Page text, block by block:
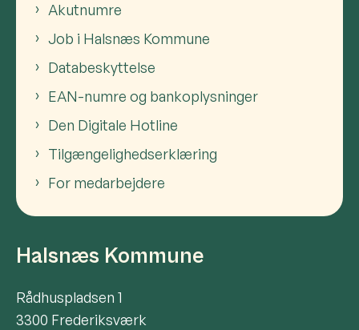
Akutnumre
Job i Halsnæs Kommune
Databeskyttelse
EAN-numre og bankoplysninger
Den Digitale Hotline
Tilgængelighedserklæring
For medarbejdere
Halsnæs Kommune
Rådhuspladsen 1
3300 Frederiksværk